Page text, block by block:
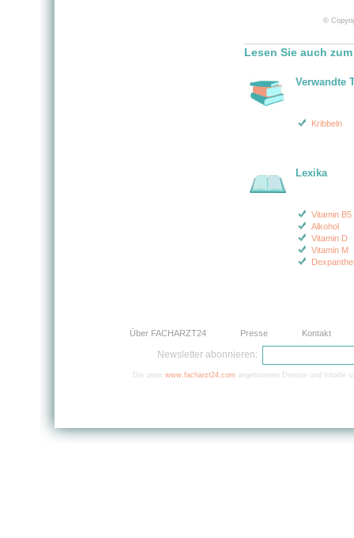
©
Lesen Sie auch
Verwandte
Kribbeln
Lexika
Vitamin B5
Alkohol
Vitamin D
Vitamin M
Über FACHARZT24 Presse Kontakt
Newsletter abonnieren:
Die unter www.facharzt24.com angebotenen Dienste und Inhalte